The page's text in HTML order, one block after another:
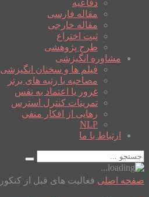
دفاعیه
مقاله فارسی
مقاله خارجی
ثبت اختراع
طرح پژوهشی
مشاوره انگیزشی
فیلم ها و سخنان انگیزشی
مصاحبه با رتبه های برتر
غرور یا اعتماد به نفس
تمرینات کنترل استرس
رهایی از افکار منفی
NLP
ارتباط با ما
صفحه اصلی فعالیت های قبل از کنکور